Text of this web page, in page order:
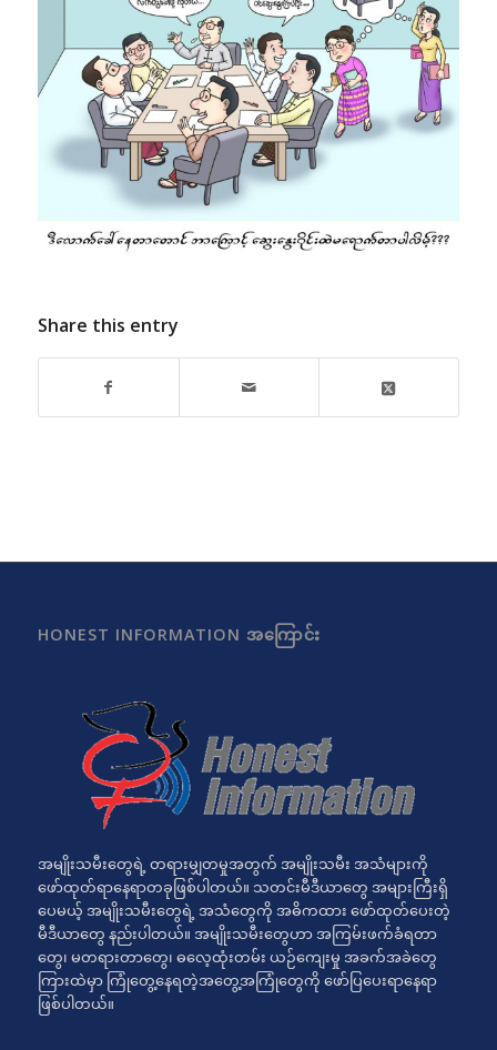
Share this entry
HONEST INFORMATION အကြောင်း
အမျိုးသမီးတွေရဲ့ တရားမျှတမှုအတွက် အမျိုးသမီး အသံများကို
ဖော်ထုတ်ရာနေရာတခုဖြစ်ပါတယ်။ သတင်းမီဒီယာတွေ အများကြီးရှိ
ပေမယ့် အမျိုးသမီးတွေရဲ့ အသံတွေကို အဓိကထား ဖော်ထုတ်ပေးတဲ့
မီဒီယာတွေ နည်းပါတယ်။ အမျိုးသမီးတွေဟာ အကြမ်းဖက်ခံရတာ
တွေ၊ မတရားတာတွေ၊ ဓလေ့ထုံးတမ်း ယဉ်ကျေးမှု အခက်အခဲတွေ
ကြားထဲမှာ ကြုံတွေ့နေရတဲ့အတွေ့အကြုံတွေကို ဖော်ပြပေးရာနေရာ
ဖြစ်ပါတယ်။